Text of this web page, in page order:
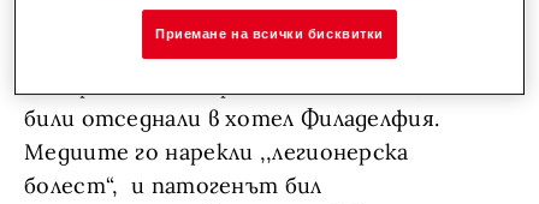
открити през 1976 във връзка с нетипичен
случай на пневмония, която засегнала
били отседнали в хотел Филаделфия.
Медиите го нарекли ,,легионерска
болест“, и патогенът бил
Приемане на всички бисквитки